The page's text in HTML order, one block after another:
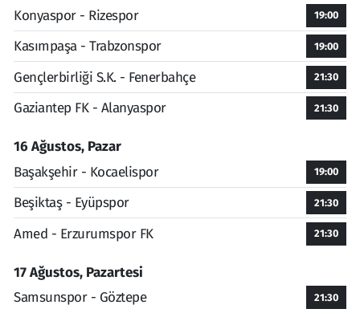
Konyaspor - Rizespor
19:00
Kasımpaşa - Trabzonspor 19:00
Gençlerbirliği S.K. - Fenerbahçe 21:30
Gaziantep FK - Alanyaspor 21:30
16 Ağustos, Pazar
Başakşehir - Kocaelispor
19:00
Beşiktaş - Eyüpspor 21:30
Amed - Erzurumspor FK 21:30
17 Ağustos, Pazartesi
Samsunspor - Göztepe
21:30